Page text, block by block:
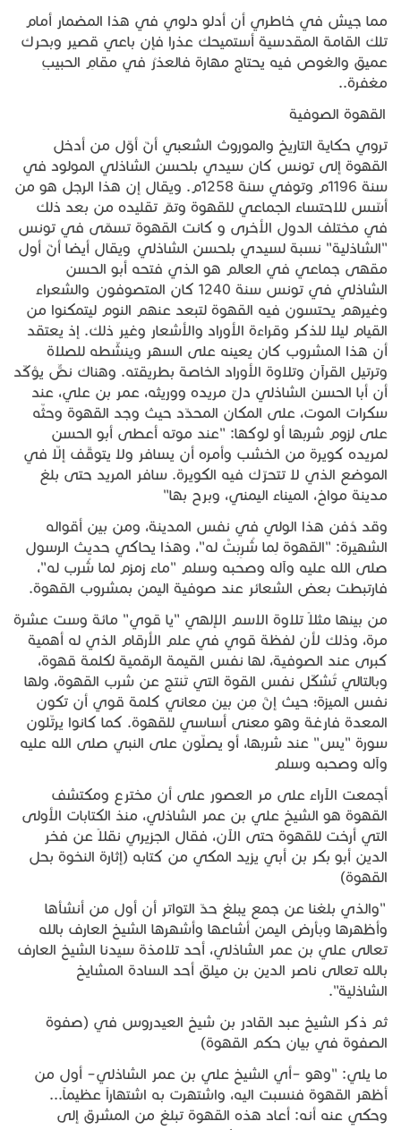
مما جيش في خاطري أن أدلو دلوي في هذا المضمار أمام
تلك القامة المقدسية أستميحك عذرا فإن باعي قصير وبحرك
عميق والغوص فيه يحتاج مهارة فالعذرُ في مقامِ الحبيبِ
مغفرة..
القهوة الصوفية
تروي حكاية التاريخ والموروث الشعبي أنّ أوّل من أدخل
القهوة إلى تونس كان سيدي بلحسن الشاذلي المولود في
سنة 1196م وتوفي سنة 1258م. ويقال إن هذا الرجل هو من
أسّس للاحتساء الجماعي للقهوة وتمّ تقليده من بعد ذلك
في مختلف الدول الأخرى و كانت القهوة تسمّى في تونس
"الشاذلية" نسبة لسيدي بلحسن الشاذلي ويقال أيضا أنّ أول
مقهى جماعي في العالم هو الذي فتحه أبو الحسن
الشاذلي في تونس سنة 1240 كان المتصوفون والشعراء
وغيرهم يحتسون فيه القهوة لتبعد عنهم النوم ليتمكنوا من
القيام ليلا للذكر وقراءة الأوراد والأشعار وغير ذلك. إذ يعتقد
أن هذا المشروب كان يعينه على السهر وينشّطه للصلاة
وترتيل القرآن وتلاوة الأوراد الخاصة بطريقته. وهناك نصٌّ يؤكّد
أن أبا الحسن الشاذلي دلّ مريده ووريثه، عمر بن علي، عند
سكرات الموت، على المكان المحدّد حيث وجد القهوة وحثّه
على لزوم شربها أو لوكها: "عند موته أعطى أبو الحسن
لمريده كويرة من الخشب وأمره أن يسافر ولا يتوقّف إلّا في
الموضع الذي لا تتحرّك فيه الكويرة. سافر المريد حتى بلغ
مدينة مواخ، الميناء اليمني، وبرح بها"
وقد دُفن هذا الولي في نفس المدينة، ومن بين أقواله
الشهيرة: "القهوة لِما شُرِبَتْ له"، وهذا يحاكي حديث الرسول
صلى الله عليه وآله وصحبه وسلم "ماء زمزم لما شُرب له"،
فارتبطت بعض الشعائر عند صوفية اليمن بمشروب القهوة.
من بينها مثلاً تلاوة الاسم الإلهي "يا قوي" مائة وست عشرة
مرة، وذلك لأن لفظة قوي في علم الأرقام الذي له أهمية
كبرى عند الصوفية، لها نفس القيمة الرقمية لكلمة قهوة،
وبالتالي تُشكّل نفس القوة التي تَنتج عن شرب القهوة، ولها
نفس الميزة؛ حيث إنَّ مِن بين معاني كلمة قوي أن تكون
المعدة فارغة وهو معنى أساسي للقهوة. كما كانوا يرتّلون
سورة "يس" عند شربها، أو يصلّون على النبي صلى الله عليه
وآله وصحبه وسلم
أجمعت الآراء على مر العصور على أن مخترع ومكتشف
القهوة هو الشيخ علي بن عمر الشاذلي، منذ الكتابات الأولى
التي أرخت للقهوة حتى الآن، فقال الجزيري نقلاً عن فخر
الدين أبو بكر بن أبي يزيد المكي من كتابه (إثارة النخوة بحل
القهوة)
"والذي بلغنا عن جمع يبلغ حدّ التواتر أن أول من أنشأها
وأظهرها وبأرض اليمن أشاعها وأشهرها الشيخ العارف بالله
تعالى علي بن عمر الشاذلي، أحد تلامذة سيدنا الشيخ العارف
بالله تعالى ناصر الدين بن ميلق أحد السادة المشايخ
الشاذلية".
ثم ذكر الشيخ عبد القادر بن شيخ العيدروس في (صفوة
الصفوة في بيان حكم القهوة)
ما يلي: "وهو –أي الشيخ علي بن عمر الشاذلي– أول من
أظهر القهوة فنسبت اليه، واشتهرت به اشتهاراً عظيماً...
وحكي عنه أنه: أعاد هذه القهوة تبلغ من المشرق إلى